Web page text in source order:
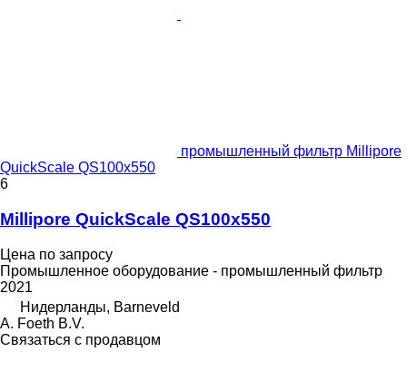
промышленный фильтр Millipore
QuickScale QS100x550
6
Millipore QuickScale QS100x550
Цена по запросу
Промышленное оборудование - промышленный фильтр
2021
Нидерланды, Barneveld
A. Foeth B.V.
Связаться с продавцом